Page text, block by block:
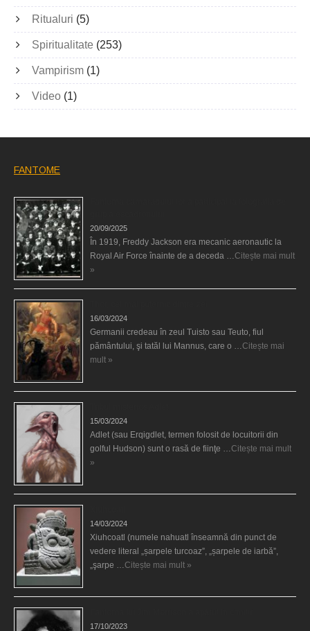
Ritualuri (5)
Spiritualitate (253)
Vampirism (1)
Video (1)
FANTOME
20/09/2025
În 1919, Freddy Jackson era mecanic aeronautic la
Royal Air Force înainte de a deceda …Citește mai mult
»
16/03/2024
Germanii credeau în zeul Tuisto sau Teuto, fiul
pământului, şi tatăl lui Mannus, care o …Citește mai
mult »
15/03/2024
Adlet (sau Erqigdlet, termen folosit de locuitorii din
golful Hudson) sunt o rasă de fiinţe …Citește mai mult
»
14/03/2024
Xiuhcoatl (numele nahuatl înseamnă din punct de
vedere literal „șarpele turcoaz”, „șarpele de iarbă”,
„şarpe …Citește mai mult »
17/10/2023